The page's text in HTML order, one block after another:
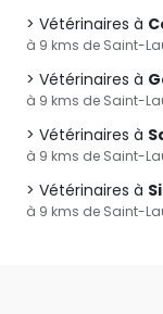
Vétérinaires à
à 9 kms de Saint-
Vétérinaires à
à 9 kms de Saint-
Vétérinaires à
à 9 kms de Saint-
Vétérinaires à
à 9 kms de Saint-